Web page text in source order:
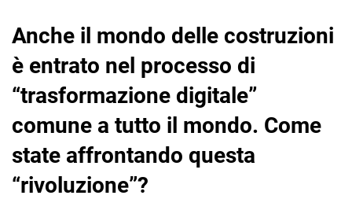
Anche il mondo delle costruzioni
è entrato nel processo di
“trasformazione digitale”
comune a tutto il mondo. Come
state affrontando questa
“rivoluzione”?